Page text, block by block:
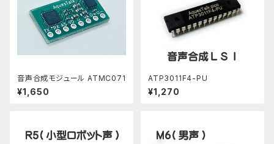
音声合成モジュール ATMC071
¥1,650
ATP3011F4-PU
¥1,270